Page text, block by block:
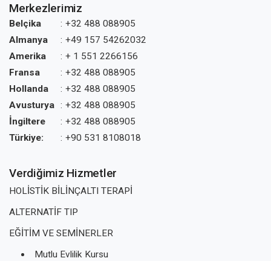
Merkezlerimiz
Belçika : +32 488 088905
Almanya
: +49 157 54262032
Amerika
: + 1 551 2266156
Fransa
: +32 488 088905
Hollanda
: +32 488 088905
Avusturya : +32 488 088905
İngiltere
: +32 488 088905
Türkiye:
: +90 531 8108018
Verdiğimiz Hizmetler
HOLİSTİK BİLİNÇALTI TERAPİ
ALTERNATİF TIP
EĞİTİM VE SEMİNERLER
Mutlu Evlilik Kursu